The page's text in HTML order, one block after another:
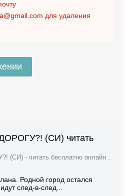
для удаления
(СИ) читать
(СИ) - читать бесплатно онлайн ,
Родной город остался
след-в-след...